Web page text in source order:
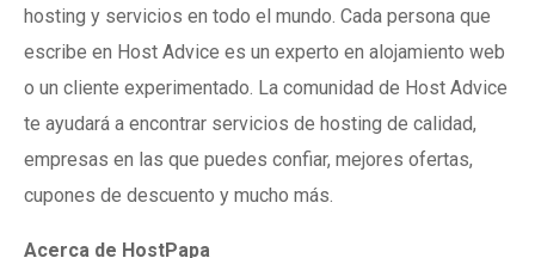
hosting y servicios en todo el mundo. Cada persona que
escribe en Host Advice es un experto en alojamiento web
o un cliente experimentado. La comunidad de Host Advice
te ayudará a encontrar servicios de hosting de calidad,
empresas en las que puedes confiar, mejores ofertas,
cupones de descuento y mucho más.
Acerca de HostPapa